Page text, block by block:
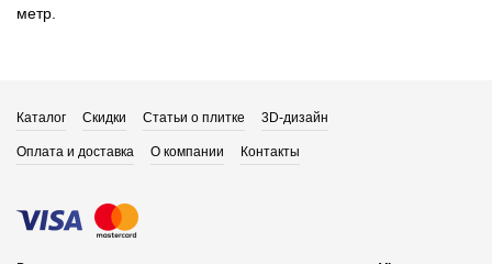
метр.
Каталог Скидки Статьи о плитке 3D-дизайн
Оплата и доставка О компании Контакты